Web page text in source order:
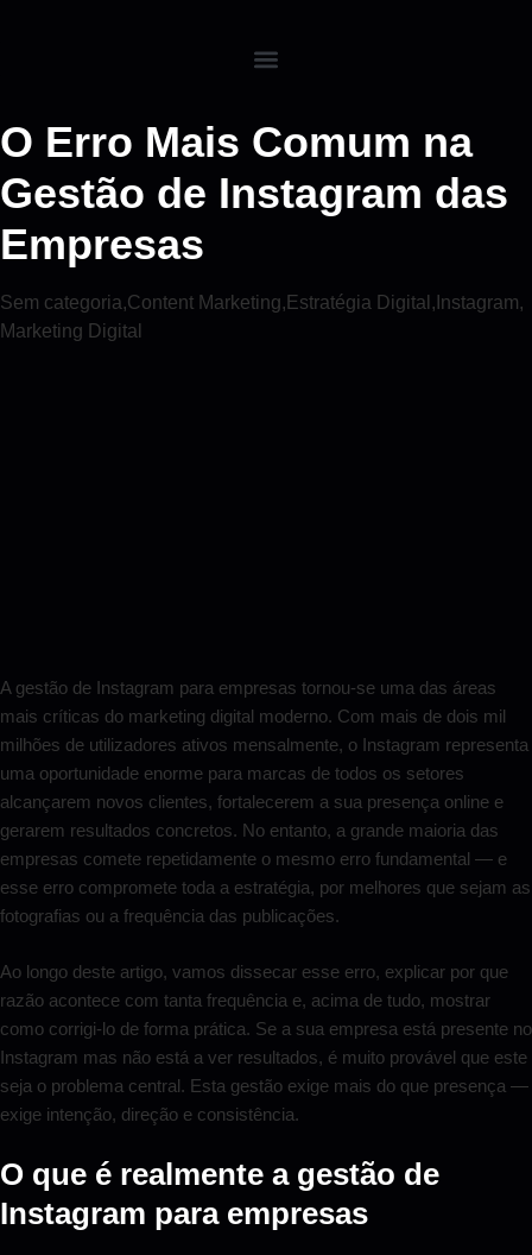
O Erro Mais Comum na
Gestão de Instagram das
Empresas
Sem categoria,Content Marketing, Estratégia Digital , Instagram,
Marketing Digital
A gestão de Instagram para empresas tornou-se uma das áreas
mais críticas do marketing digital moderno. Com mais de dois mil
milhões de utilizadores ativos mensalmente, o Instagram representa
uma oportunidade enorme para marcas de todos os setores
alcançarem novos clientes, fortalecerem a sua presença online e
gerarem resultados concretos. No entanto, a grande maioria das
empresas comete repetidamente o mesmo erro fundamental — e
esse erro compromete toda a estratégia, por melhores que sejam as
fotografias ou a frequência das publicações.
Ao longo deste artigo, vamos dissecar esse erro, explicar por que
razão acontece com tanta frequência e, acima de tudo, mostrar
como corrigi-lo de forma prática. Se a sua empresa está presente no
Instagram mas não está a ver resultados, é muito provável que este
seja o problema central. Esta gestão exige mais do que presença —
exige intenção, direção e consistência.
O que é realmente a gestão de
Instagram para empresas